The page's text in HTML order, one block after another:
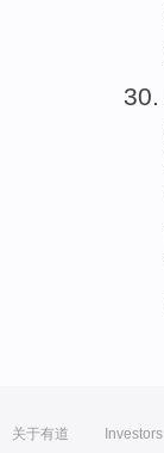
关于有道 Investors